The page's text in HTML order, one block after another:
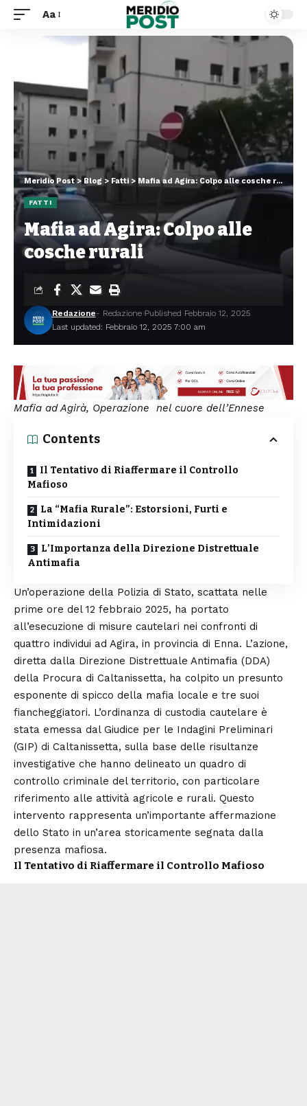
Aa
Meridio Post> Blog > Fatti > Mafia ad Agira: Colpo alle cosche rurali
FATTI
Mafia ad Agira: Colpo alle
cosche rurali
Last updated: Febbraio 12, 2025 7:00 am
Redazione- Redazione Published Febbraio 12, 2025
Mafia ad Agirà, Operazione nel cuore dell’Ennese
Contents
Il Tentativo di Riaffermare il Controllo
Mafioso
La “Mafia Rurale”: Estorsioni, Furti e
Intimidazioni
L’Importanza della Direzione Distrettuale
Antimafia
Un’operazione della Polizia di Stato, scattata nelle
prime ore del 12 febbraio 2025, ha portato
all’esecuzione di misure cautelari nei confronti di
quattro individui ad Agira, in provincia di Enna. L’azione,
diretta dalla Direzione Distrettuale Antimafia (DDA)
della Procura di Caltanissetta, ha colpito un presunto
esponente di spicco della mafia locale e tre suoi
fiancheggiatori. L’ordinanza di custodia cautelare è
stata emessa dal Giudice per le Indagini Preliminari
(GIP) di Caltanissetta, sulla base delle risultanze
investigative che hanno delineato un quadro di
controllo criminale del territorio, con particolare
riferimento alle attività agricole e rurali. Questo
intervento rappresenta un’importante affermazione
dello Stato in un’area storicamente segnata dalla
presenza mafiosa.
Il Tentativo di Riaffermare il Controllo Mafioso